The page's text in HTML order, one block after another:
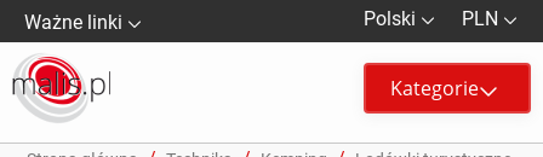
Ważne linki PLN
Polski
Kategorie